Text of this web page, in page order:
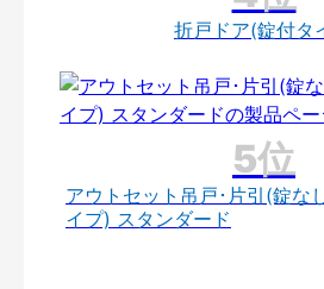
折戸ドア(錠付タ
アウトセット吊戸･片引(錠な
イプ) スタンダード